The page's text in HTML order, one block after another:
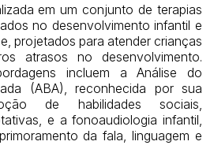
em um conjunto de terapias
no desenvolvimento infantil e
projetados para atender crianças
atrasos no desenvolvimento.
incluem a Análise do
(ABA), reconhecida por sua
de habilidades sociais,
e a fonoaudiologia infantil,
da fala, linguagem e